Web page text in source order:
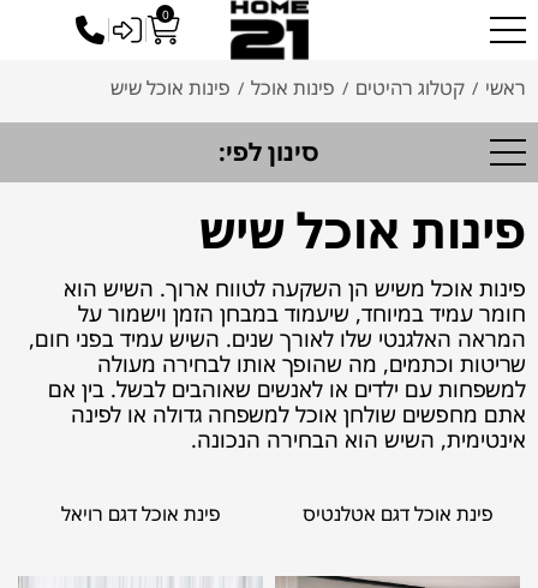
0
כניסה
ראשי / קטלוג רהיטים / פינות אוכל / פינות אוכל שיש
סינון לפי:
פינות אוכל שיש
פינות אוכל משיש הן השקעה לטווח ארוך. השיש הוא
חומר עמיד במיוחד, שיעמוד במבחן הזמן וישמור על
המראה האלגנטי שלו לאורך שנים. השיש עמיד בפני חום,
שריטות וכתמים, מה שהופך אותו לבחירה מעולה
למשפחות עם ילדים או לאנשים שאוהבים לבשל. בין אם
אתם מחפשים שולחן אוכל למשפחה גדולה או לפינה
אינטימית, השיש הוא הבחירה הנכונה.
פינת אוכל דגם אטלנטיס פינת אוכל דגם רויאל